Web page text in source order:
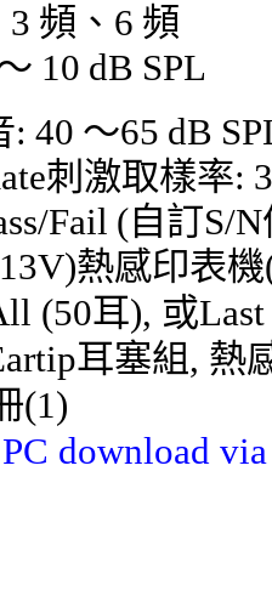
3 頻、 6 頻
10 dB SPL
: 40 ～65 dB
刺激取樣率:
Fail (自訂S/N
熱感印表機
(50耳), 或
耳塞組, 熱
(1)
download